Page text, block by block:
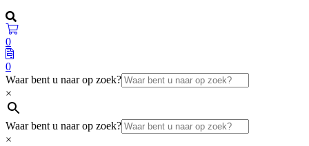
0
0
Waar bent u naar op zoek?
×
Waar bent u naar op zoek?
×